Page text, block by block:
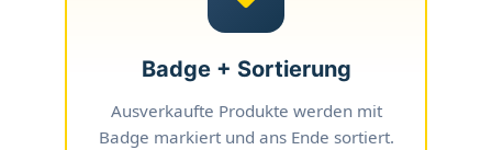
Badge + Sortierung
Ausverkaufte Produkte werden mit
Badge markiert und ans Ende sortiert.